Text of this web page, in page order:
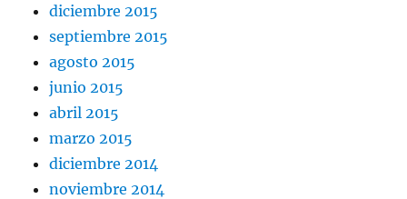
diciembre 2015
septiembre 2015
agosto 2015
junio 2015
abril 2015
marzo 2015
diciembre 2014
noviembre 2014